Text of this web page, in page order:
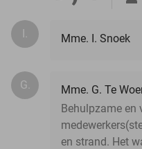
I. Mme. I. Snoek
G.
Mme. G. Te
Behulpzame en
en strand. Het